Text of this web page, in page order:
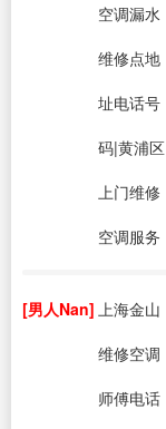
空调漏水
维修点地
址电话号
码|黄浦区
上门维修
空调服务
[男人Nan] 上海金山
维修空调
师傅电话